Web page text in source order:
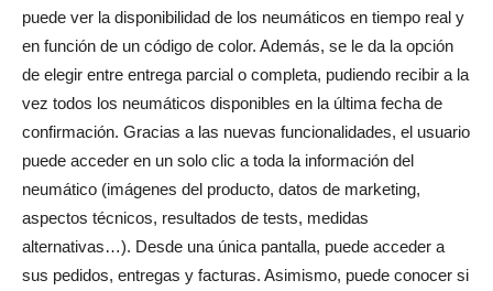
puede ver la disponibilidad de los neumáticos en tiempo real y
en función de un código de color. Además, se le da la opción
de elegir entre entrega parcial o completa, pudiendo recibir a la
vez todos los neumáticos disponibles en la última fecha de
confirmación. Gracias a las nuevas funcionalidades, el usuario
puede acceder en un solo clic a toda la información del
neumático (imágenes del producto, datos de marketing,
aspectos técnicos, resultados de tests, medidas
alternativas…). Desde una única pantalla, puede acceder a
sus pedidos, entregas y facturas. Asimismo, puede conocer si